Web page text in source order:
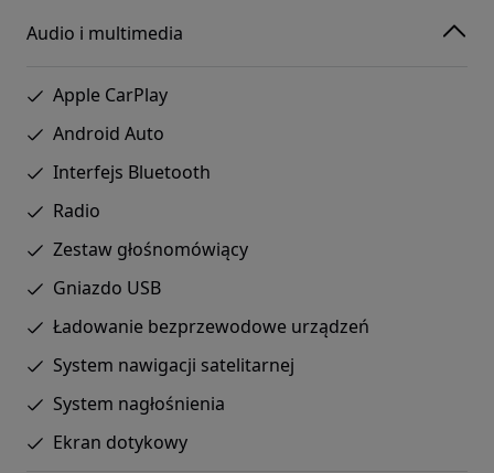
Audio i multimedia
Apple CarPlay
Android Auto
Interfejs Bluetooth
Radio
Zestaw głośnomówiący
Gniazdo USB
Ładowanie bezprzewodowe urządzeń
System nawigacji satelitarnej
System nagłośnienia
Ekran dotykowy